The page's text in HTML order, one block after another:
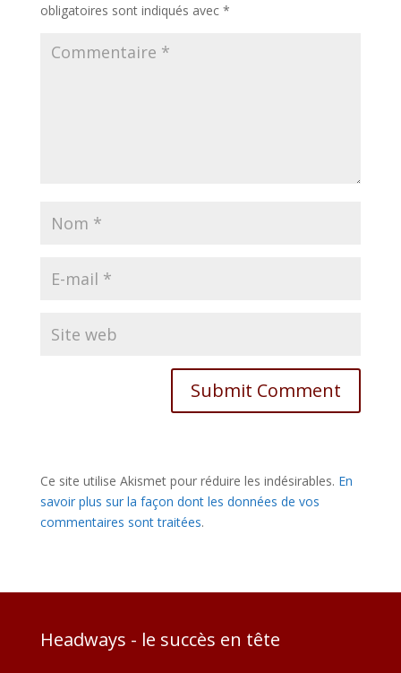
obligatoires sont indiqués avec *
Ce site utilise Akismet pour réduire les indésirables. En
savoir plus sur la façon dont les données de vos
commentaires sont traitées.
Headways - le succès en tête